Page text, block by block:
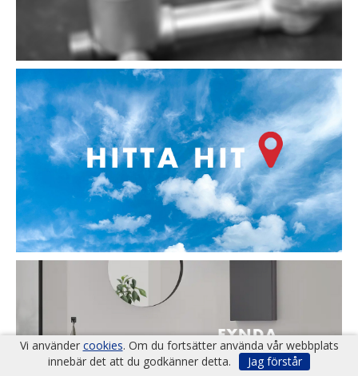
Vi använder cookies. Om du fortsätter använda vår webbplats
innebär det att du godkänner detta.
Jag förstår